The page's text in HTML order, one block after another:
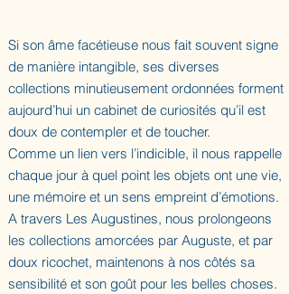
Si son âme facétieuse nous fait souvent signe
de manière intangible, ses diverses
collections minutieusement ordonnées forment
aujourd’hui un cabinet de curiosités qu’il est
doux de contempler et de toucher.
Comme un lien vers l’indicible, il nous rappelle
chaque jour à quel point les objets ont une vie,
une mémoire et un sens empreint d’émotions.
A travers Les Augustines, nous prolongeons
les collections amorcées par Auguste, et par
doux ricochet, maintenons à nos côtés sa
sensibilité et son goût pour les belles choses.